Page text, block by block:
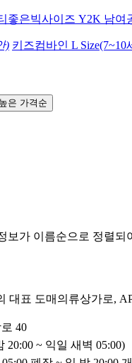
좋은빅사이즈 Y2K 남여
) 키즈컴바인 L
높은 가격순
보가 이름순으로 정렬되
대표 도매의류상가로,
40
20:00 ~ 익일 새벽 05:00)